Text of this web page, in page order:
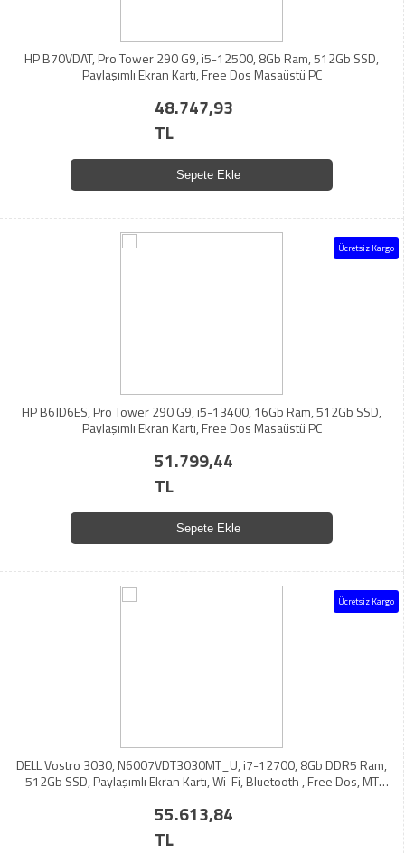
HP B70VDAT, Pro Tower 290 G9, i5-12500, 8Gb Ram, 512Gb SSD,
Paylaşımlı Ekran Kartı, Free Dos Masaüstü PC
48.747,93
TL
Sepete Ekle
Ücretsiz Kargo
HP B6JD6ES, Pro Tower 290 G9, i5-13400, 16Gb Ram, 512Gb SSD,
Paylaşımlı Ekran Kartı, Free Dos Masaüstü PC
51.799,44
TL
Sepete Ekle
Ücretsiz Kargo
DELL Vostro 3030, N6007VDT3030MT_U, i7-12700, 8Gb DDR5 Ram,
512Gb SSD, Paylaşımlı Ekran Kartı, Wi-Fi, Bluetooth , Free Dos, MT
55.613,84
TL